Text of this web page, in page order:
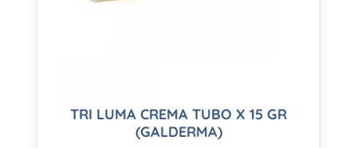
TRI LUMA CREMA TUBO X 15 GR
(GALDERMA)